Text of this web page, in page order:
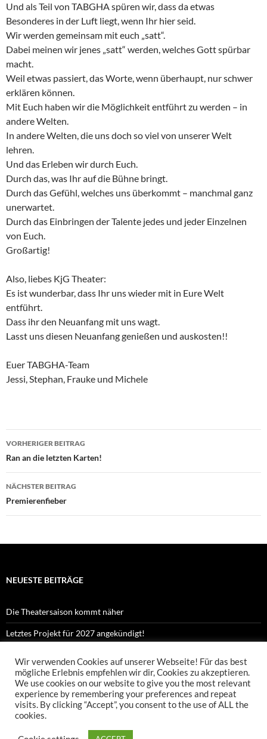
Und als Teil von TABGHA spüren wir, dass da etwas
Besonderes in der Luft liegt, wenn Ihr hier seid.
Wir werden gemeinsam mit euch „satt“.
Dabei meinen wir jenes „satt“ werden, welches Gott spürbar
macht.
Weil etwas passiert, das Worte, wenn überhaupt, nur schwer
erklären können.
Mit Euch haben wir die Möglichkeit entführt zu werden – in
andere Welten.
In andere Welten, die uns doch so viel von unserer Welt
lehren.
Und das Erleben wir durch Euch.
Durch das, was Ihr auf die Bühne bringt.
Durch das Gefühl, welches uns überkommt – manchmal ganz
unerwartet.
Durch das Einbringen der Talente jedes und jeder Einzelnen
von Euch.
Großartig!
Also, liebes KjG Theater:
Es ist wunderbar, dass Ihr uns wieder mit in Eure Welt
entführt.
Dass ihr den Neuanfang mit uns wagt.
Lasst uns diesen Neuanfang genießen und auskosten!!
Euer TABGHA-Team
Jessi, Stephan, Frauke und Michele
Beitragsnavigation
VORHERIGER BEITRAG
Ran an die letzten Karten!
NÄCHSTER BEITRAG
Premierenfieber
NEUESTE BEITRÄGE
Die Theatersaison kommt näher
Letztes Projekt für 2027 angekündigt!
Proben zu Orpheus Shorts sind gestartet!
Neues Projekt „Orpheus Shorts“ startet!
Wir verwenden Cookies auf unserer Webseite! Für das best
mögliche Erlebnis empfehlen wir dir, Cookies zu akzeptieren.
We use cookies on our website to give you the most relevant
experience by remembering your preferences and repeat
visits. By clicking “Accept”, you consent to the use of ALL the
cookies.